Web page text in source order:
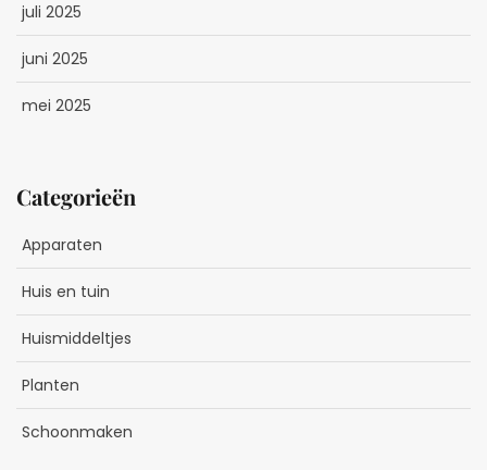
juli 2025
juni 2025
mei 2025
Categorieën
Apparaten
Huis en tuin
Huismiddeltjes
Planten
Schoonmaken